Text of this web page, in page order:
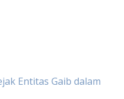
Entitas Gaib dalam